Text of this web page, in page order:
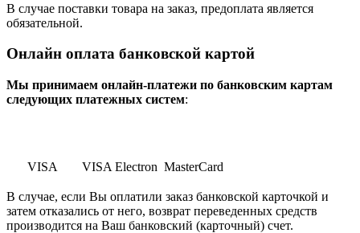
В случае поставки товара на заказ, предоплата является
обязательной.
Онлайн оплата банковской картой
Мы принимаем онлайн-платежи по банковским картам
cледующих платежных систем:
VISA VISA Electron MasterCard
В случае, если Вы оплатили заказ банковской карточкой и
затем отказались от него, возврат переведенных средств
производится на Ваш банковский (карточный) счет.